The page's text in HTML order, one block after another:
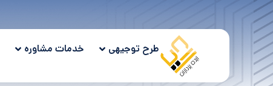
طرح توجیهی خدمات مشاوره